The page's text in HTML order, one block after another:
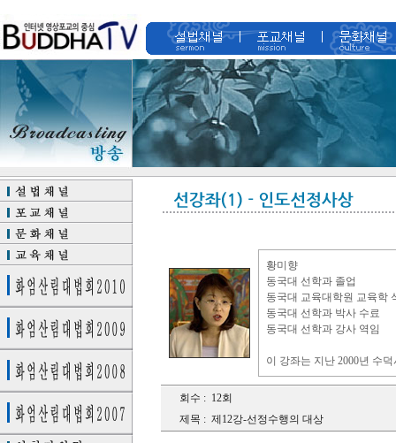
황미향
동국대 선학과 졸업
동국대 교육대학원 교육학
동국대 선학과 박사 수료
동국대 선학과 강사 역임
이 강좌는 지난 2000년 수
회수 : 12회
제목 : 제12강-선정수행의 대상